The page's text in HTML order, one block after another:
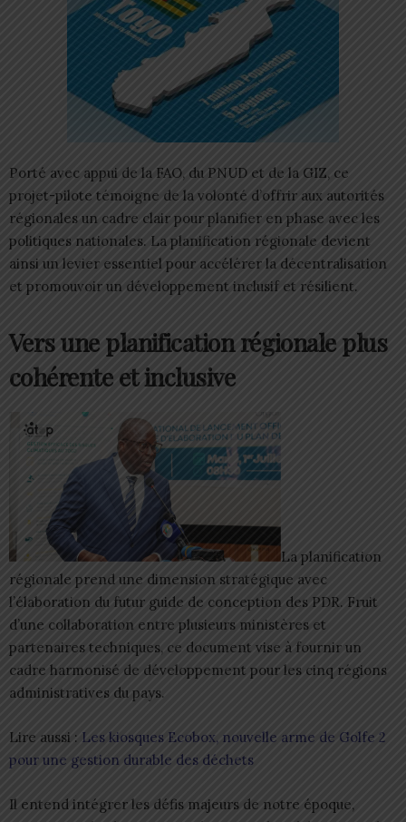
Porté avec appui de la FAO, du PNUD et de la GIZ, ce
projet-pilote témoigne de la volonté d’offrir aux autorités
régionales un cadre clair pour planifier en phase avec les
politiques nationales. La planification régionale devient
ainsi un levier essentiel pour accélérer la décentralisation
et promouvoir un développement inclusif et résilient.
Vers une planification régionale plus
cohérente et inclusive
La planification
régionale prend une dimension stratégique avec
l’élaboration du futur guide de conception des PDR. Fruit
d’une collaboration entre plusieurs ministères et
partenaires techniques, ce document vise à fournir un
cadre harmonisé de développement pour les cinq régions
administratives du pays.
Lire aussi : Les kiosques Ecobox, nouvelle arme de Golfe 2
pour une gestion durable des déchets
Il entend intégrer les défis majeurs de notre époque,